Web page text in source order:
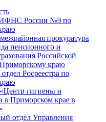
России №9 по
прокуратура
пенсионного и
Российской
краю
Росреестра по
гигиены и
в Приморском крае в
отдел Управления